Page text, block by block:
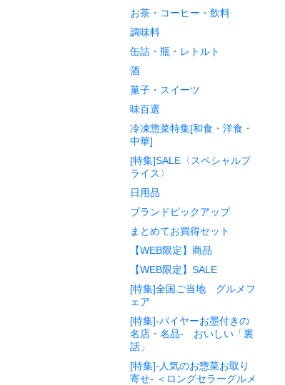
お茶・コーヒー・飲料
調味料
缶詰・瓶・レトルト
酒
菓子・スイーツ
味百選
冷凍惣菜特集[和食・洋食・
中華]
[特集]SALE〈スペシャルプ
ライス〉
日用品
ブランドピックアップ
まとめてお買得セット
【WEB限定】商品
【WEB限定】SALE
[特集]全国ご当地 グルメフ
ェア
[特集]-バイヤーお墨付きの
名店・名品- おいしい「裏
話」
[特集]-人気のお惣菜お取り
寄せ- ＜ロングセラーグルメ